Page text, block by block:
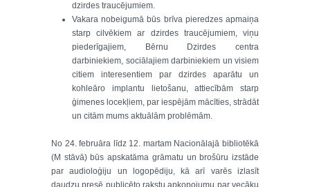
dzirdes traucējumiem.
Vakara nobeigumā būs brīva pieredzes apmaiņa
starp cilvēkiem ar dzirdes traucējumiem, viņu
piederīgajiem, Bērnu Dzirdes centra
darbiniekiem, sociālajiem darbiniekiem un visiem
citiem interesentiem par dzirdes aparātu un
kohleāro implantu lietošanu, attiecībām starp
ģimenes locekļiem, par iespējām mācīties, strādāt
un citām mums aktuālām problēmām.
No 24. februāra līdz 12. martam Nacionālajā bibliotēkā
(M stāvā) būs apskatāma grāmatu un brošūru izstāde
par audioloģiju un logopēdiju, kā arī varēs izlasīt
daudzu presē publicēto rakstu apkopojumu par vecāku